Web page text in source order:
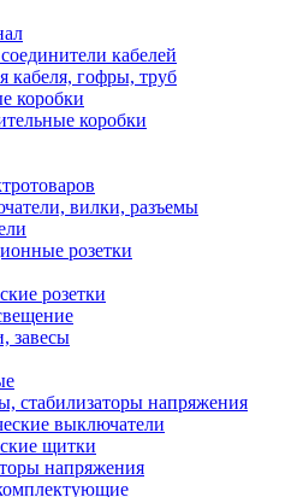
кабелей
кабеля, гофры, труб
коробки
коробки
вилки, разъемы
розетки
розетки
завесы
стабилизаторы напряжения
выключатели
щитки
напряжения